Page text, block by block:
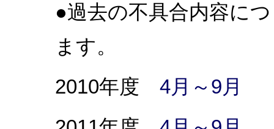
●過去の不具合内容に
ます。
2010年度 4月～9月